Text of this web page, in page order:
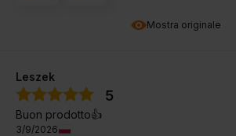
Mostra originale
Leszek
5
Buon prodotto👍️
3/9/2026